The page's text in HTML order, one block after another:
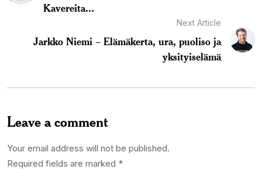
Kavereita...
Next Article
Jarkko Niemi – Elämäkerta, ura, puoliso ja
yksityiselämä
Leave a comment
Your email address will not be published.
Required fields are marked *